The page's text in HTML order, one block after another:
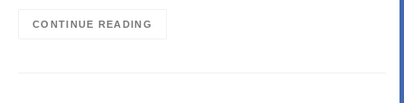
CONTINUE READING